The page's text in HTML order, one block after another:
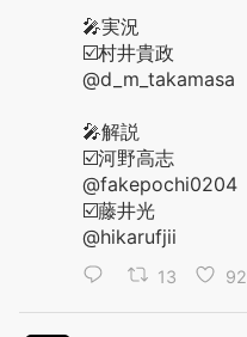
🎤実況
☑️村井貴政
@d_m_takamasa
🎤解説
☑️河野高志
@fakepochi0204
☑️藤井光
@hikarufjii
13 92